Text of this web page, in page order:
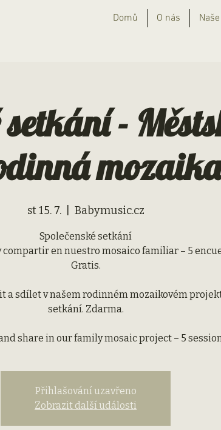
Domů O nás
setkání -
mozaika
st 15. 7.
  |
Babymusic.cz
Společenské setkání
en nuestro mosaico familiar – 5
Gratis.
sdílet v našem rodinném mozaikovém
setkání. Zdarma.
share in our family mosaic project – 5
Přihlašování uzavřeno
Zobrazit další události